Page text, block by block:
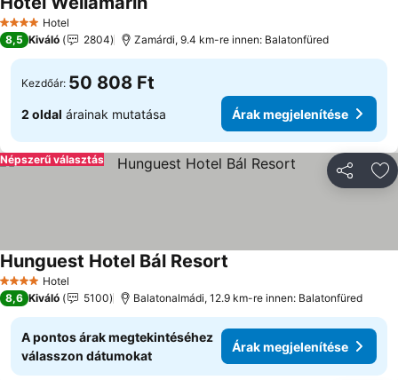
4 KategóriaHotel
Árak megjelenítése
8,5 Kiváló 2804 Zamárdi, 9.4 km-re innen: Balatonfüred
Kezdőár: 50 808 Ft
2 oldal árainak mutatása Árak megjelenítése
Népszerű választás
4 KategóriaHotel
Hunguest Hotel Bál Resort
8,6 Kiváló 5100 Balatonalmádi, 12.9 km-re innen: Balatonfüred
A pontos árak megtekintéséhez
válasszon dátumokat
Árak megjelenítése